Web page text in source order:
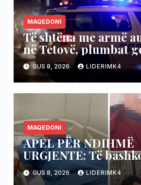
MAQEDONI
Të shtëna me armë
në Tetovë, plumbat
shtëpinë dhe
vjeçari
GUS 8, 2026 LIDERIMK4
MAQEDONI
APEL PËR NDIHMË
URGJENTE: Të
shpëtimin e veteranit
kumanovar të dy
GUS 8, 2026 LIDERIMK4